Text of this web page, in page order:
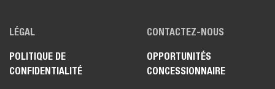
LÉGAL
POLITIQUE DE
CONFIDENTIALITÉ
CONTACTEZ-NOUS
OPPORTUNITÉS
CONCESSIONNAIRE